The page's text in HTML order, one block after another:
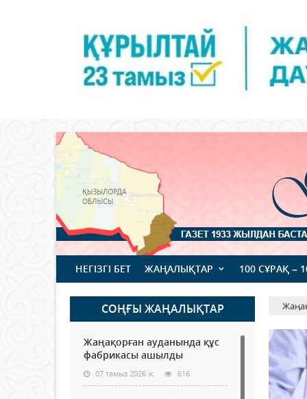
НЕГІЗГІ БЕТ ЖАҢАЛЫҚТАР 100 СҰРАҚ –
СОҢҒЫ ЖАҢАЛЫҚТАР
Жаңақорған ауданында құс
фабрикасы ашылды
07 тамыз 2026 ж. 616